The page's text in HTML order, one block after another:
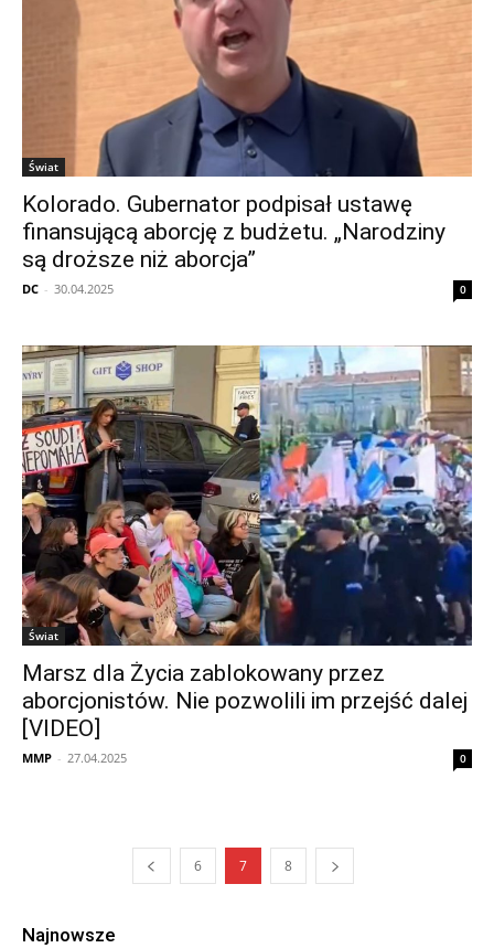
Świat
Kolorado. Gubernator podpisał ustawę
finansującą aborcję z budżetu. „Narodziny
są droższe niż aborcja”
DC - 30.04.2025 0
Świat
Marsz dla Życia zablokowany przez
aborcjonistów. Nie pozwolili im przejść dalej
[VIDEO]
MMP - 27.04.2025 0
6 7 8
Najnowsze